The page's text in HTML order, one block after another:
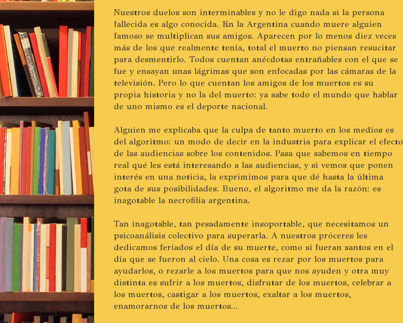
Nuestros duelos son interminables y no le digo nada si la persona
fallecida es algo conocida. En la Argentina cuando muere alguien
famoso se multiplican sus amigos. Aparecen por lo menos diez veces
más de los que realmente tenía, total el muerto no piensan resucitar
para desmentirlo. Todos cuentan anécdotas entrañables con el que se
fue y ensayan unas lágrimas que son enfocadas por las cámaras de la
televisión. Pero lo que cuentan los amigos de los muertos es su
propia historia y no la del muerto: ya sabe todo el mundo que hablar
de uno mismo es el deporte nacional.
Alguien me explicaba que la culpa de tanto muerto en los medios es
del algoritmo: un modo de decir en la industria para explicar el efecto
de las audiencias sobre los contenidos. Pasa que sabemos en tiempo
real qué les está interesando a las audiencias, y si vemos que ponen
interés en una noticia, la exprimimos para que dé hasta la última
gota de sus posibilidades. Bueno, el algoritmo me da la razón: es
inagotable la necrofilia argentina.
Tan inagotable, tan pesadamente insoportable, que necesitamos un
psicoanálisis colectivo para superarla. A nuestros próceres les
dedicamos feriados el día de su muerte, como si fueran santos en el
día que se fueron al cielo. Una cosa es rezar por los muertos para
ayudarlos, o rezarle a los muertos para que nos ayuden y otra muy
distinta es sufrir a los muertos, disfrutar de los muertos, celebrar a
los muertos, castigar a los muertos, exaltar a los muertos,
enamorarnos de los muertos...